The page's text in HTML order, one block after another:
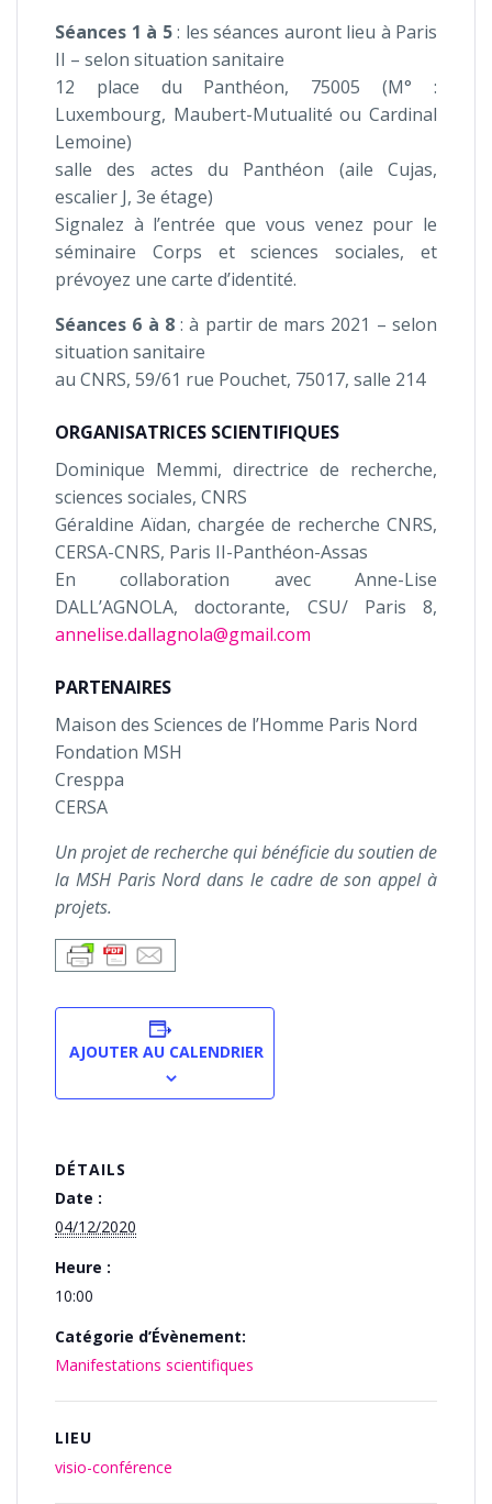
Séances 1 à 5: les séances auront lieu à Paris
II – selon situation sanitaire
12 place du Panthéon, 75005 (M° :
Luxembourg, Maubert-Mutualité ou Cardinal
Lemoine)
salle des actes du Panthéon (aile Cujas,
escalier J, 3e étage)
Signalez à l’entrée que vous venez pour le
séminaire Corps et sciences sociales, et
prévoyez une carte d’identité.
Séances 6 à 8: à partir de mars 2021 – selon
situation sanitaire
au CNRS, 59/61 rue Pouchet, 75017, salle 214
ORGANISATRICES SCIENTIFIQUES
Dominique Memmi, directrice de recherche,
sciences sociales, CNRS
Géraldine Aïdan, chargée de recherche CNRS,
CERSA-CNRS, Paris II-Panthéon-Assas
En collaboration avec Anne-Lise
DALL’AGNOLA, doctorante, CSU/ Paris 8,
annelise.dallagnola@gmail.com
PARTENAIRES
Maison des Sciences de l’Homme Paris Nord
Fondation MSH
Cresppa
CERSA
Un projet de recherche qui bénéficie du soutien de
la MSH Paris Nord dans le cadre de son appel à
projets.
AJOUTER AU CALENDRIER
DÉTAILS
Date :
04/12/2020
Heure :
10:00
Catégorie d’Évènement:
Manifestations scientifiques
LIEU
visio-conférence